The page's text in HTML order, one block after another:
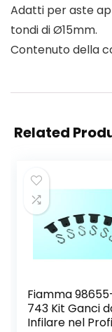
Adatti per aste
tondi di Ø15mm.
Contenuto della
Related
Fiamma
743 Kit Ganci
Infilare nel